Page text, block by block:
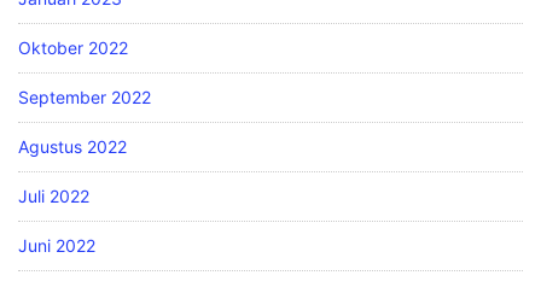
Oktober 2022
September 2022
Agustus 2022
Juli 2022
Juni 2022